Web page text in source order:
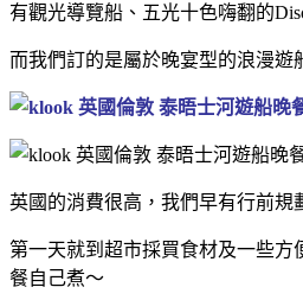
有觀光導覽船、五光十色嗨翻的
而我們訂的是屬於晚宴型的浪漫遊
英國的消費很高，我們早有行前規
第一天就到超市採買食材及一些方
餐自己煮～